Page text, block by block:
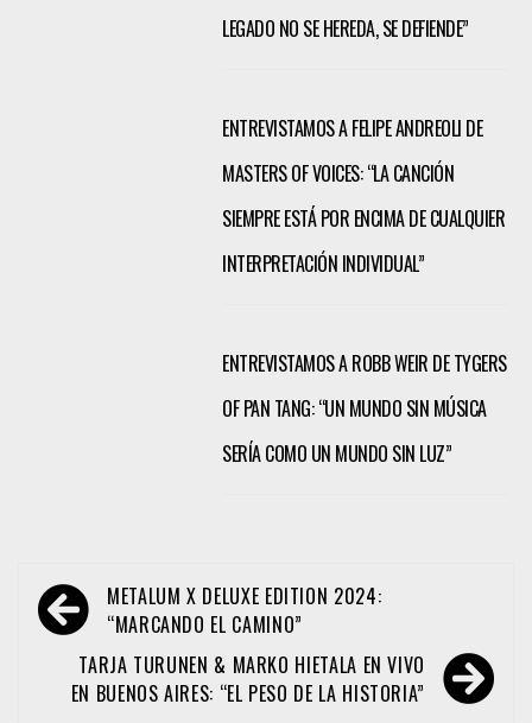
LEGADO NO SE HEREDA, SE DEFIENDE”
ENTREVISTAMOS A FELIPE ANDREOLI DE
MASTERS OF VOICES: “LA CANCIÓN
SIEMPRE ESTÁ POR ENCIMA DE CUALQUIER
INTERPRETACIÓN INDIVIDUAL”
ENTREVISTAMOS A ROBB WEIR DE TYGERS
OF PAN TANG: “UN MUNDO SIN MÚSICA
SERÍA COMO UN MUNDO SIN LUZ”
Navegación
de
entradas
METALUM X DELUXE EDITION 2024:
“MARCANDO EL CAMINO”
TARJA TURUNEN & MARKO HIETALA EN VIVO
EN BUENOS AIRES: “EL PESO DE LA HISTORIA”